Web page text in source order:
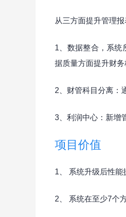
从三方面提升管理报
1、数据整合，系统
据质量方面提升财务
2、财管科目分离：
3、利润中心：新增
项目价值
1、 系统升级后性能
2、 系统在至少7个